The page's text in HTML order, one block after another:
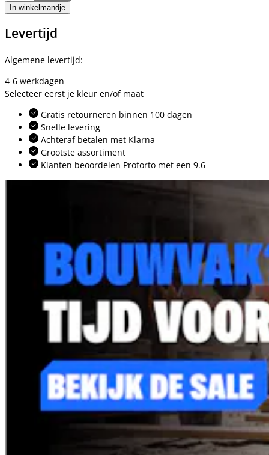
In winkelmandje
Levertijd
Algemene levertijd:
4-6 werkdagen
Selecteer eerst je kleur en/of maat
Gratis retourneren binnen 100 dagen
Snelle levering
Achteraf betalen met Klarna
Grootste assortiment
Klanten beoordelen Proforto met een 9.6